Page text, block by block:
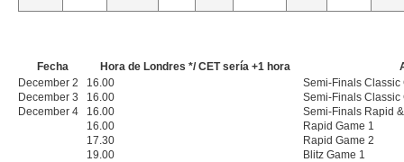
Fecha Hora de Londres */ CET sería +1 hora
December 2
16.00
Semi-Finals Classic
December 3
16.00
Semi-Finals Classic
December 4
16.00
Semi-Finals Rapid
16.00
Rapid Game 1
17.30
Rapid Game 2
19.00
Blitz Game 1